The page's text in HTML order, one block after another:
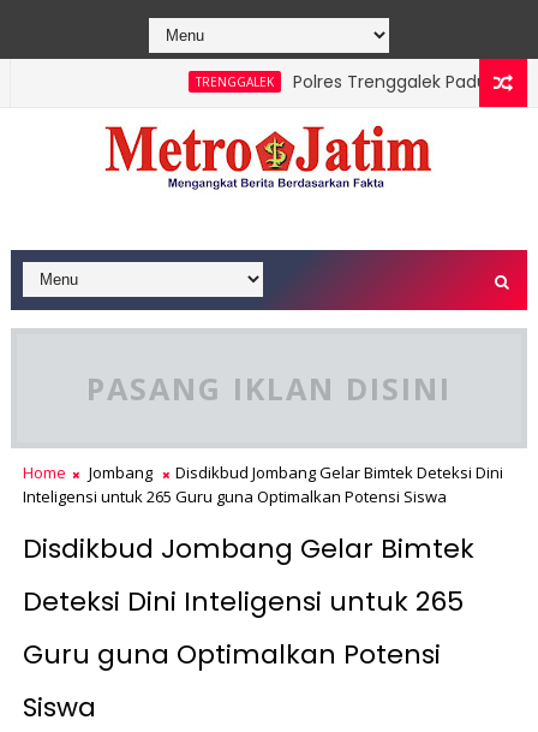
TRENGGALEK
Polres Trenggalek Padukan
Dipadamkan, Masyarakat Diimbau Hentikan Praktik Bakar
PASANG IKLAN DISINI
Home Jombang
Disdikbud Jombang Gelar Bimtek Deteksi Dini
Inteligensi untuk 265 Guru guna Optimalkan Potensi Siswa
Disdikbud Jombang Gelar Bimtek
Deteksi Dini Inteligensi untuk 265
Guru guna Optimalkan Potensi
Siswa